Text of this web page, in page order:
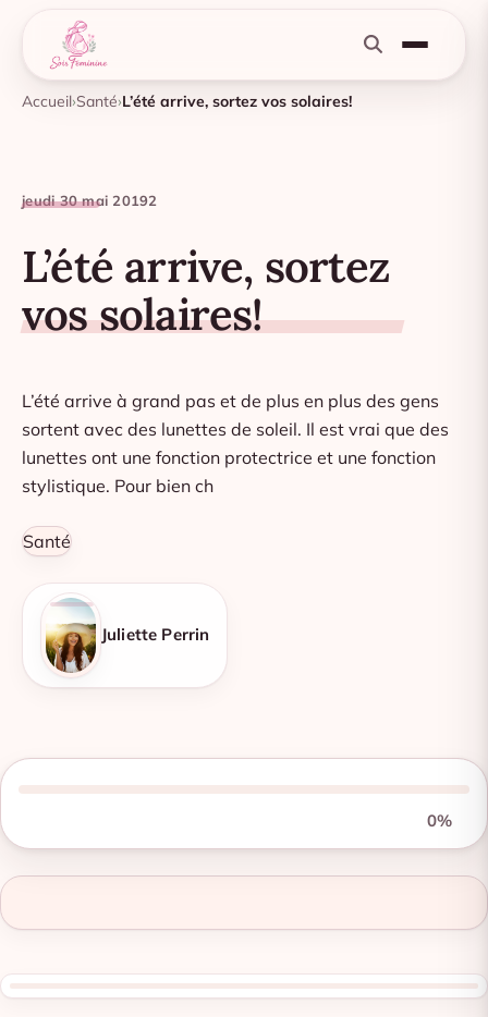
Accueil Santé L’été arrive, sortez vos solaires!
jeudi 30 mai 20192
L’été arrive, sortez
vos solaires!
L’été arrive à grand pas et de plus en plus des gens
sortent avec des lunettes de soleil. Il est vrai que des
lunettes ont une fonction protectrice et une fonction
stylistique. Pour bien ch
Santé
Juliette Perrin
0%